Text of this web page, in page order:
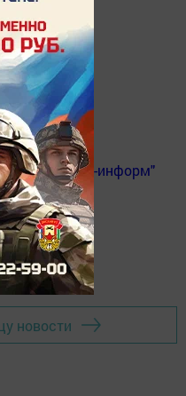
в
MАХ:
канал "Бавлы-информ"
новости